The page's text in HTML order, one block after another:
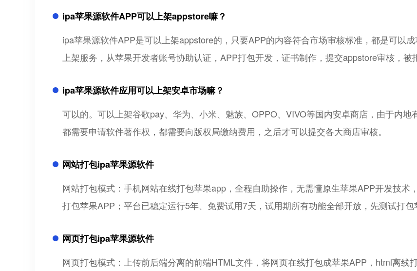
ipa苹果源软件APP可以上架appstore嘛？
ipa苹果源软件APP是可以上架appstore的，只要APP的内容符合市场审核标准，都是可以
上架服务，从苹果开发者账号协助认证，APP打包开发，证书制作，提交appstore审核，
ipa苹果源软件应用可以上架安卓市场嘛？
可以的。可以上架谷歌pay、华为、小米、魅族、OPPO、VIVO等国内安卓商店，由于内
都需要申请软件著作权，都需要向版权局缴纳费用，之后才可以提交各大商店审核。
网站打包ipa苹果源软件
网站打包模式：手机网站在线打包苹果app，全程自助操作，无需懂原生苹果APP开发技
打包苹果APP；平台已稳定运行5年、免费试用7天，试用期所有功能全部开放，先测试打包
网页打包ipa苹果源软件
网页打包模式：上传前后端分离的前端HTML文件，将网页在线打包成苹果APP，html离线